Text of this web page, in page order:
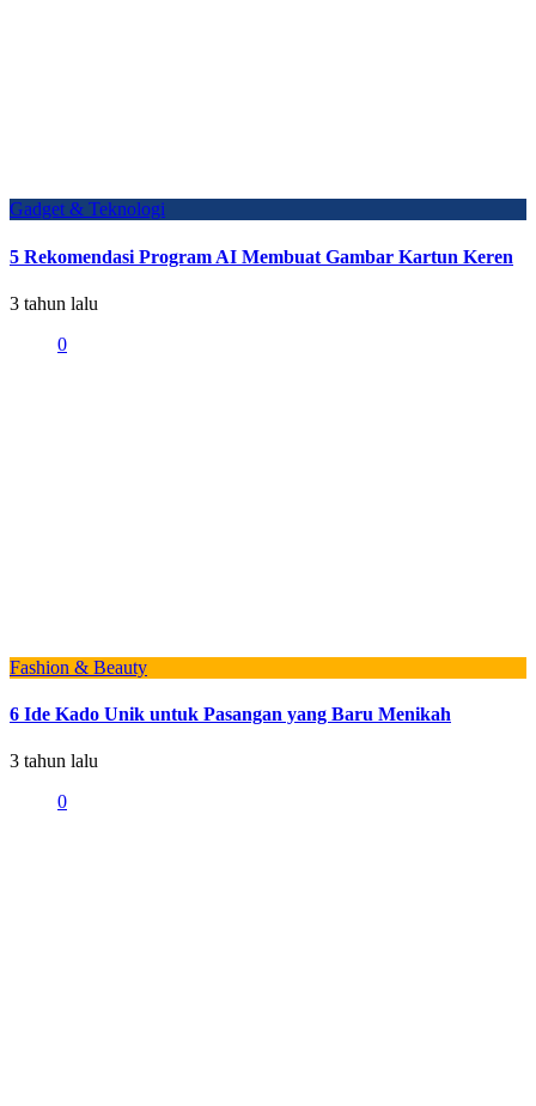
Gadget & Teknologi
5 Rekomendasi Program AI Membuat Gambar Kartun Keren
3 tahun lalu
0
Fashion & Beauty
6 Ide Kado Unik untuk Pasangan yang Baru Menikah
3 tahun lalu
0